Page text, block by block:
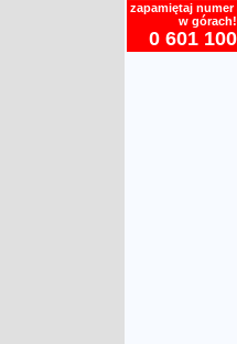
zapamiętaj numer
w
0 601